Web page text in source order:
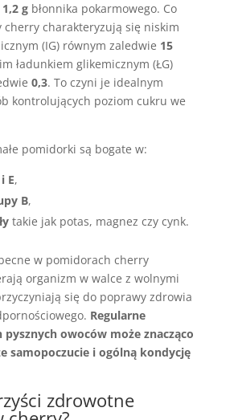
1,2 gbłonnika pokarmowego. Co
charakteryzują się niskim
(IG) równym zaledwie 15
ładunkiem glikemicznym (ŁG)
0,3. To czyni je idealnym
kontrolujących poziom cukru we
pomidorki są bogate w:
E,
B,
takie jak potas, magnez czy cynk.
w pomidorach cherry
organizm w walce z wolnymi
się do poprawy zdrowia
Regularne
owoców może znacząco
samopoczucie i ogólną kondycję
zdrowotne